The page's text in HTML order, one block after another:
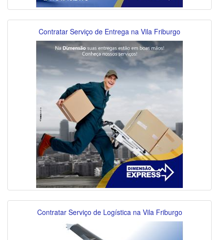
Contratar Serviço de Entrega na Vila Friburgo
Contratar Serviço de Logística na Vila Friburgo